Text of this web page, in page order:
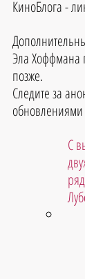
КиноБлога -
Эла Хоффмана
позже.
Следите за
С